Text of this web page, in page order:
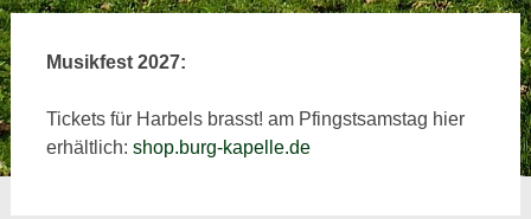
Musikfest 2027:
Tickets für Harbels brasst! am Pfingstsamstag hier
erhältlich: shop.burg-kapelle.de